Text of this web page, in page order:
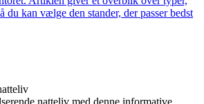
du kan vælge den stander, der passer bedst
natteliv med denne informative